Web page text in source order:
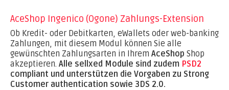
AceShop Ingenico (Ogone) Zahlungs-Extension
Ob Kredit- oder Debitkarten, eWallets oder web-banking
Zahlungen, mit diesem Modul können Sie alle
gewünschten Zahlungsarten in Ihrem AceShop Shop
akzeptieren. Alle sellxed Module sind zudem PSD2
compliant und unterstützen die Vorgaben zu Strong
Customer authentication sowie 3DS 2.0.